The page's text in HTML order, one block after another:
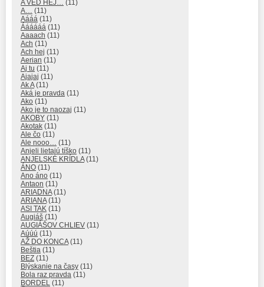
A VEĎ HEJ… (11)
A… (11)
Aááá (11)
Áááááá (11)
Aaaach (11)
Ach (11)
Ach hej (11)
Aerian (11)
Aj tu (11)
Ajajaj (11)
Ak A(11)
Aká je pravda (11)
Ako (11)
Ako je to naozaj (11)
AKOBY (11)
Akotak (11)
Ale čo (11)
Ale nooo… (11)
Anjeli lietajú tíško (11)
ANJELSKÉ KRÍDLA(11)
ÁNO (11)
Ano áno (11)
Antaon (11)
ARIADNA(11)
ARIANA(11)
ASI TAK (11)
Augiáš (11)
AUGIÁŠOV CHLIEV (11)
Aúúú (11)
AŽ DO KONCA(11)
Beštia (11)
BEZ (11)
Blýskanie na časy (11)
Bola raz pravda (11)
BORDEL (11)